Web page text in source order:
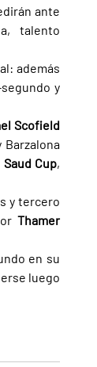
ante
talento
además
y
Barzalona
Saud Cup,
y tercero
Thamer
en su
luego